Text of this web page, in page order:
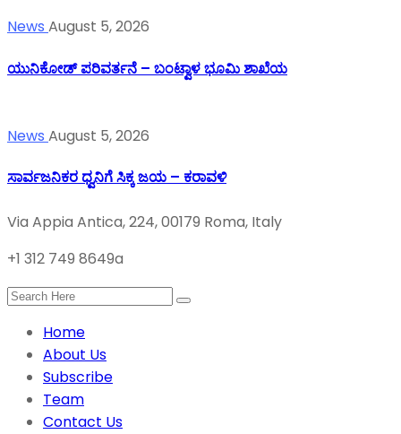
News August 5, 2026
ಯುನಿಕೋಡ್ ಪರಿವರ್ತನೆ – ಬಂಟ್ವಾಳ ಭೂಮಿ ಶಾಖೆಯ
News August 5, 2026
ಸಾರ್ವಜನಿಕರ ಧ್ವನಿಗೆ ಸಿಕ್ಕ ಜಯ – ಕರಾವಳಿ
Via Appia Antica, 224, 00179 Roma, Italy
+1 312 749 8649a
Home
About Us
Subscribe
Team
Contact Us